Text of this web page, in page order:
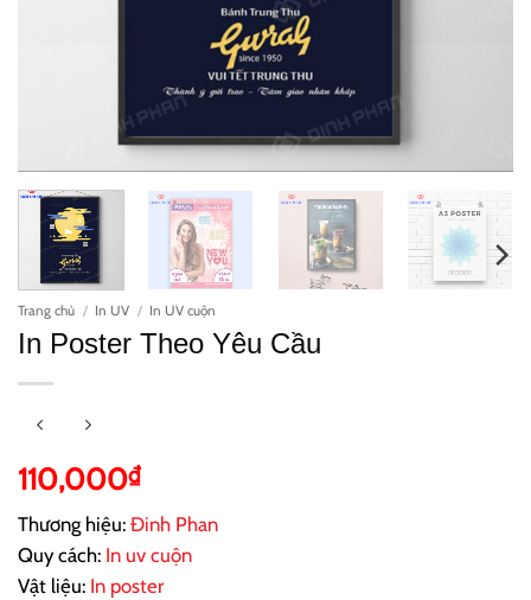
Trang chủ / In UV / In UV cuộn
In Poster Theo Yêu Cầu
110,000₫
Thương hiệu: Đinh Phan
Quy cách: In uv cuộn
Vật liệu: In poster